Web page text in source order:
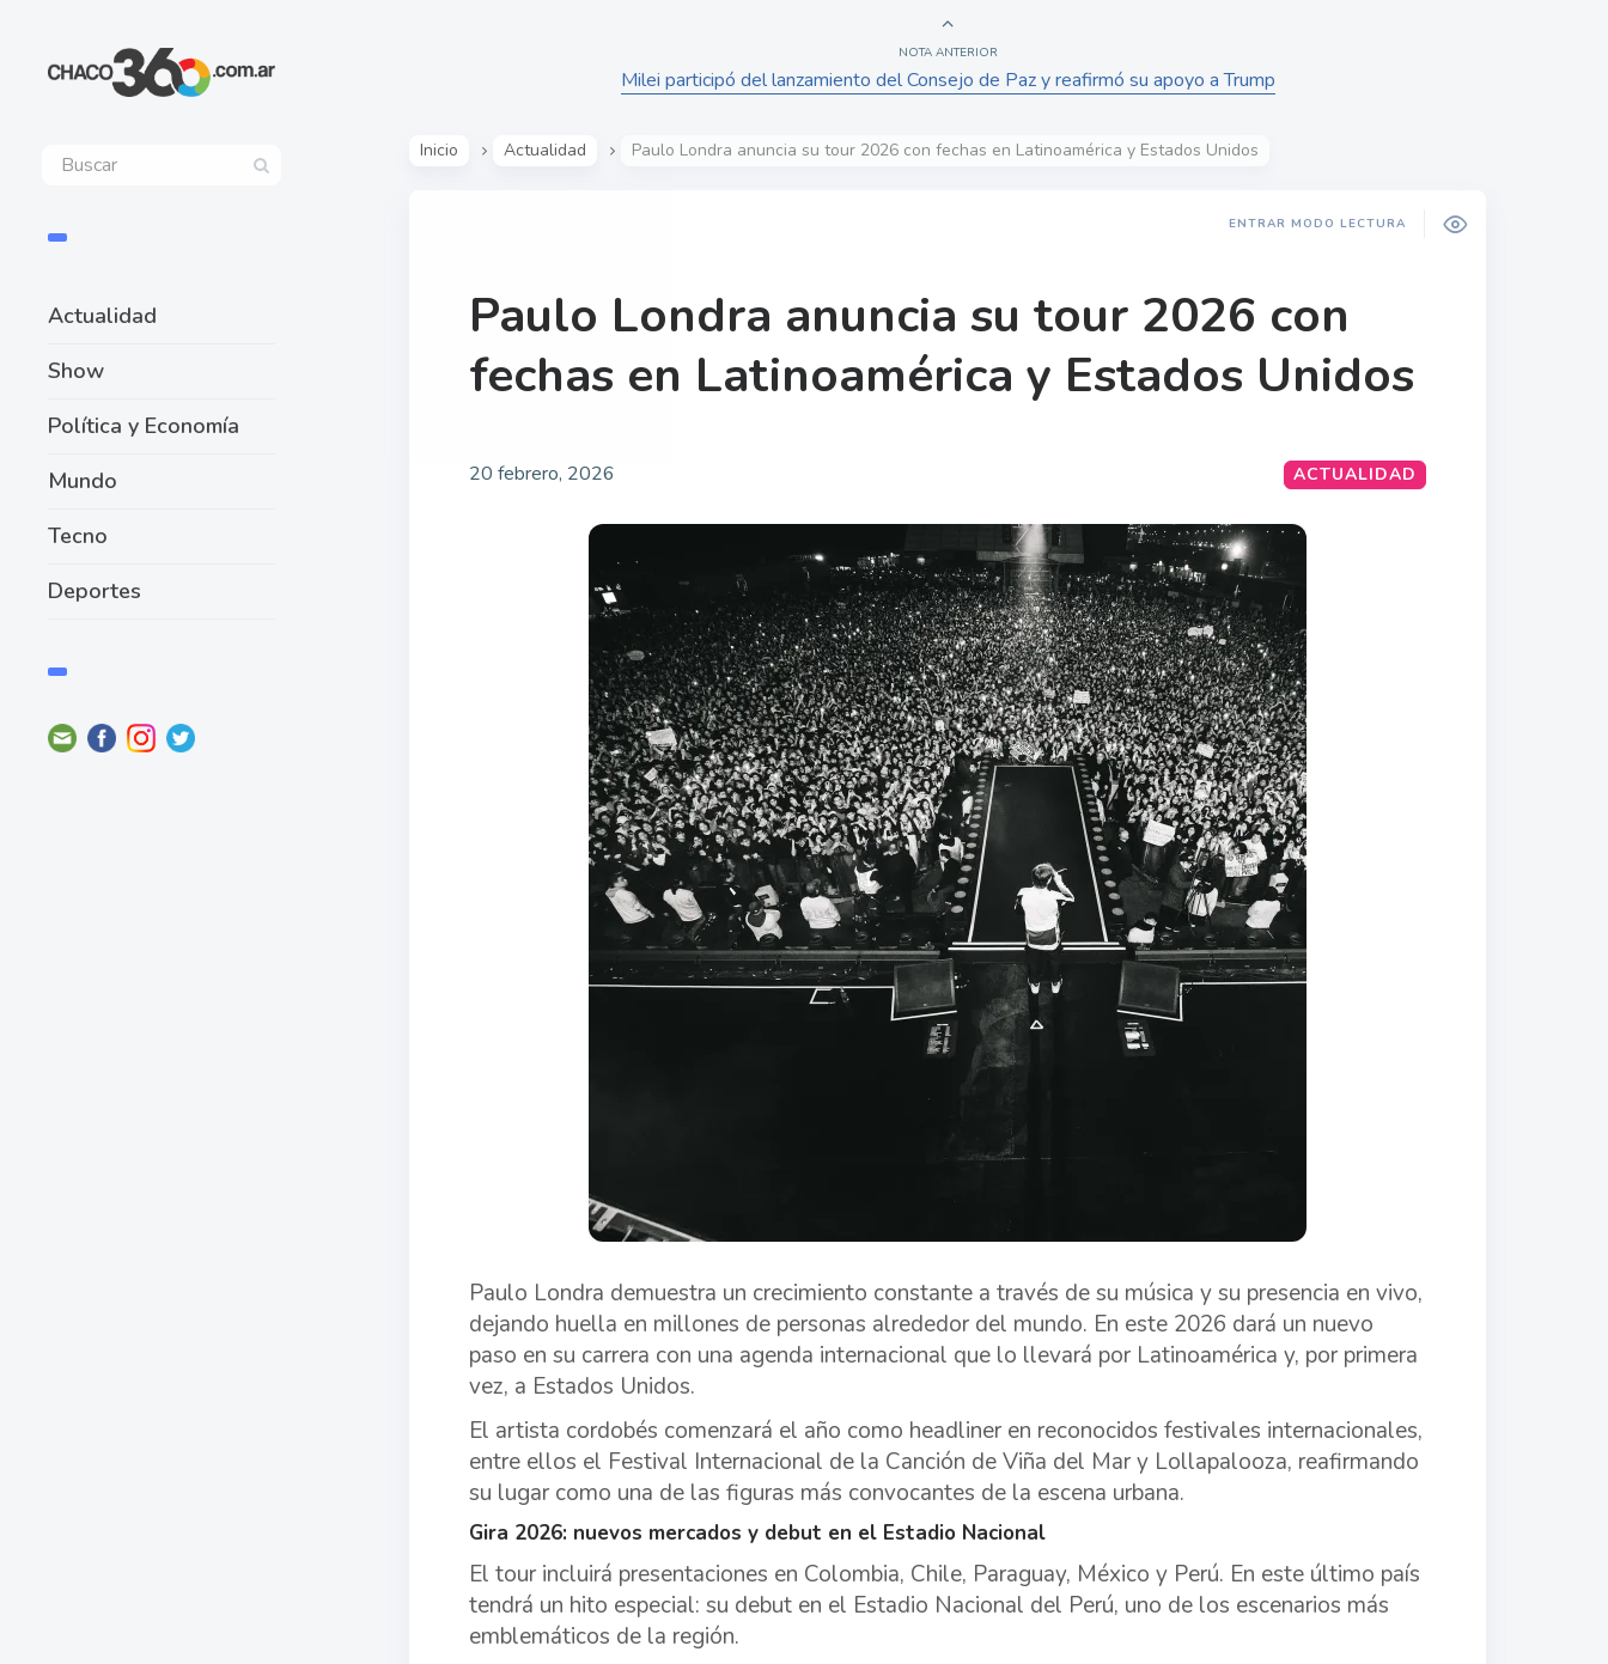
Actualidad
Show
Política y Economía
Mundo
Tecno
Deportes
NOTA ANTERIOR
Milei participó del lanzamiento del Consejo de Paz y reafirmó su apoyo a Trump
Inicio Actualidad Paulo Londra anuncia su tour 2026 con fechas en Latinoamérica y Estados Unidos
ENTRAR MODO LECTURA
Paulo Londra anuncia su tour 2026 con
fechas en Latinoamérica y Estados Unidos
20 febrero, 2026 ACTUALIDAD
Paulo Londra demuestra un crecimiento constante a través de su música y su presencia en vivo,
dejando huella en millones de personas alrededor del mundo. En este 2026 dará un nuevo
paso en su carrera con una agenda internacional que lo llevará por Latinoamérica y, por primera
vez, a Estados Unidos.
El artista cordobés comenzará el año como headliner en reconocidos festivales internacionales,
entre ellos el Festival Internacional de la Canción de Viña del Mar y Lollapalooza, reafirmando
su lugar como una de las figuras más convocantes de la escena urbana.
Gira 2026: nuevos mercados y debut en el Estadio Nacional
El tour incluirá presentaciones en Colombia, Chile, Paraguay, México y Perú. En este último país
tendrá un hito especial: su debut en el Estadio Nacional del Perú, uno de los escenarios más
emblemáticos de la región.